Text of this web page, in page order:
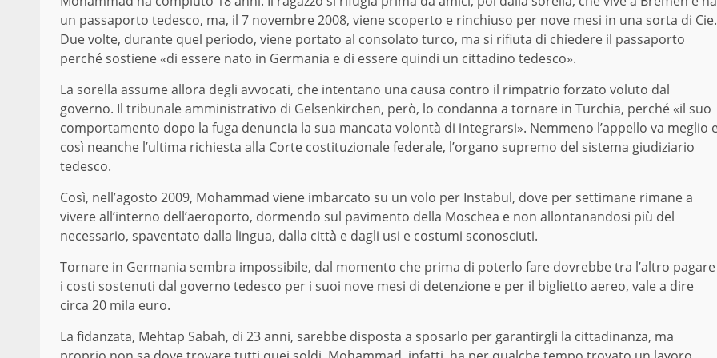
un passaporto tedesco, ma, il 7 novembre 2008, viene scoperto e rinchiuso per nove mesi in una sorta di Cie.
Due volte, durante quel periodo, viene portato al consolato turco, ma si rifiuta di chiedere il passaporto
perché sostiene «di essere nato in Germania e di essere quindi un cittadino tedesco».
La sorella assume allora degli avvocati, che intentano una causa contro il rimpatrio forzato voluto dal
governo. Il tribunale amministrativo di Gelsenkirchen, però, lo condanna a tornare in Turchia, perché «il suo
comportamento dopo la fuga denuncia la sua mancata volontà di integrarsi». Nemmeno l’appello va meglio
così neanche l’ultima richiesta alla Corte costituzionale federale, l’organo supremo del sistema giudiziario
tedesco.
Così, nell’agosto 2009, Mohammad viene imbarcato su un volo per Instabul, dove per settimane rimane a
vivere all’interno dell’aeroporto, dormendo sul pavimento della Moschea e non allontanandosi più del
necessario, spaventato dalla lingua, dalla città e dagli usi e costumi sconosciuti.
Tornare in Germania sembra impossibile, dal momento che prima di poterlo fare dovrebbe tra l’altro pagare
i costi sostenuti dal governo tedesco per i suoi nove mesi di detenzione e per il biglietto aereo, vale a dire
circa 20 mila euro.
La fidanzata, Mehtap Sabah, di 23 anni, sarebbe disposta a sposarlo per garantirgli la cittadinanza, ma